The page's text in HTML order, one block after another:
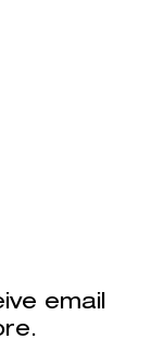
email